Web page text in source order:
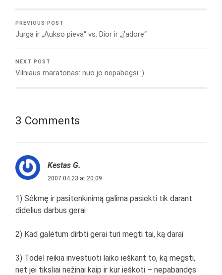
PREVIOUS POST
Jurga ir „Aukso pieva“ vs. Dior ir „j'adore“
NEXT POST
Vilniaus maratonas: nuo jo nepabėgsi :)
3 Comments
Kestas G.
2007.04.23 at 20:09
1) Sėkmę ir pasitenkinimą galima pasiekti tik darant
didelius darbus gerai
2) Kad galėtum dirbti gerai turi mėgti tai, ką darai
3) Todėl reikia investuoti laiko ieškant to, ką mėgsti,
net jei tiksliai nežinai kaip ir kur ieškoti – nepabandęs